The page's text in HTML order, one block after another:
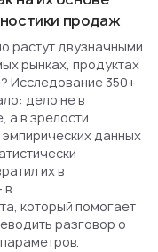
продаж
растут двузначными
рынках, продуктах
Исследование 350+
дело не в
а в зрелости
данных
их в
в
который помогает
разговор о